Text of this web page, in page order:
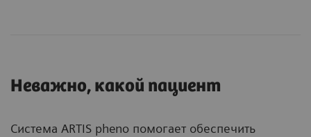
Неважно, какой пациент
Система ARTIS pheno помогает обеспечить